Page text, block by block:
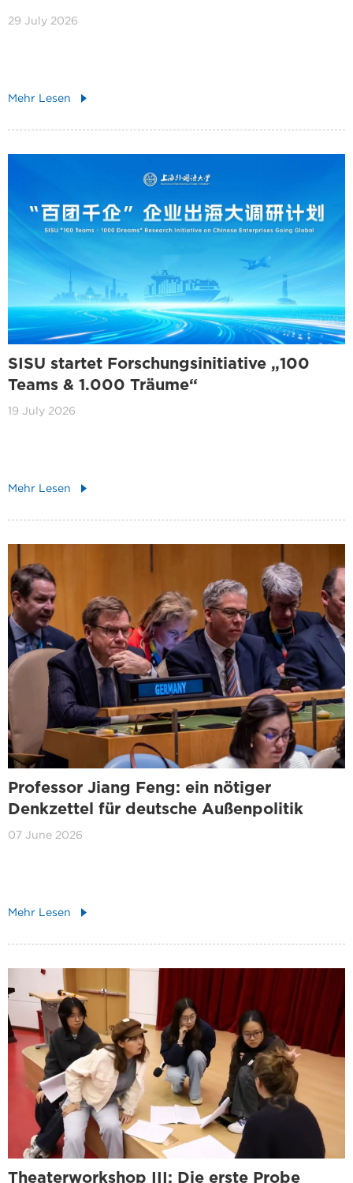
29 July 2026
Mehr Lesen
SISU startet Forschungsinitiative „100
Teams & 1.000 Träume“
19 July 2026
Mehr Lesen
Professor Jiang Feng: ein nötiger
Denkzettel für deutsche Außenpolitik
07 June 2026
Mehr Lesen
Theaterworkshop III: Die erste Probe